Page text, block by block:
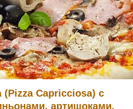
(Pizza Capricciosa) с
артишоками,